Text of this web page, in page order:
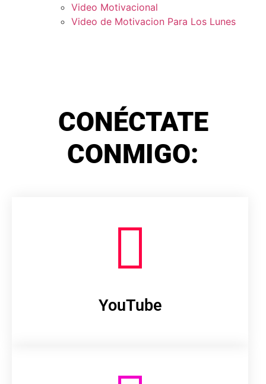
Video Motivacional
Video de Motivacion Para Los Lunes
CONÉCTATE
CONMIGO:
YouTube